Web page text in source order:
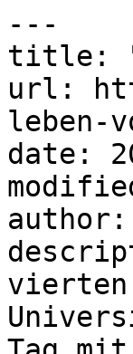
---
title:
url:
leben-
date:
vierten